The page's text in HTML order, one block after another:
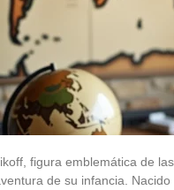
figura emblemática de
de su infancia.